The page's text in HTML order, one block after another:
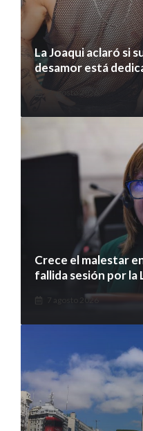
La Joaqui aclaró si
desamor está
7 agosto 2026
Crece el malestar
fallida sesión por la
7 agosto 2026